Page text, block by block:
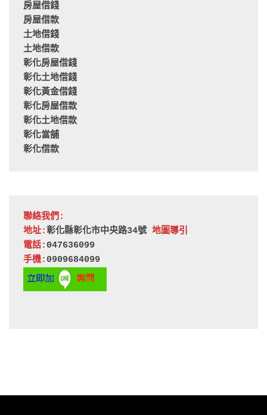
房屋借錢
房屋借款
土地借錢
土地借款
彰化房屋借錢
彰化土地借錢
彰化黃金借錢
彰化房屋借款
彰化土地借款
彰化當舖
彰化借款
聯絡我們:
地址:彰化縣彰化市中央路34號 地圖導引
電話: 047636099
手機: 0909684099